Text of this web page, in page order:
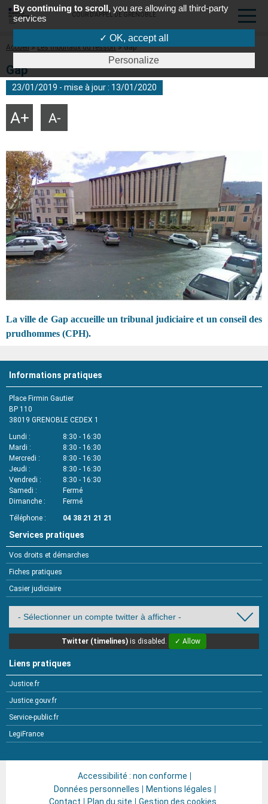
COUR D'APPEL DE GRENOBLE
Fil
Accueil Les tribunaux du ressort Gap
Gap
23/01/2019 - mise à jour : 13/01/2020
Agrandir
texte
Réduire
texte
La ville de Gap accueille un tribunal judiciaire et un conseil des
prudhommes (CPH).
Informations pratiques
Place Firmin Gautier
BP 110
38019 GRENOBLE CEDEX 1
Lundi
8:30 - 16:30
Mardi
8:30 - 16:30
Mercredi
8:30 - 16:30
Jeudi
8:30 - 16:30
Vendredi
8:30 - 16:30
Samedi
Fermé
Dimanche
Fermé
Téléphone
04 38 21 21 21
Services pratiques
Vos droits et démarches
Fiches pratiques
Casier judiciaire
Twitter (timelines) is disabled. ✓ Allow
Liens pratiques
Justice.fr
Justice.gouv.fr
Service-public.fr
LegiFrance
Accessibilité : non conforme
Données personnelles
Mentions légales
Contact
Plan du site Gestion des cookies
By continuing to scroll, you are allowing all third-party
services
✓ OK, accept all
Personalize